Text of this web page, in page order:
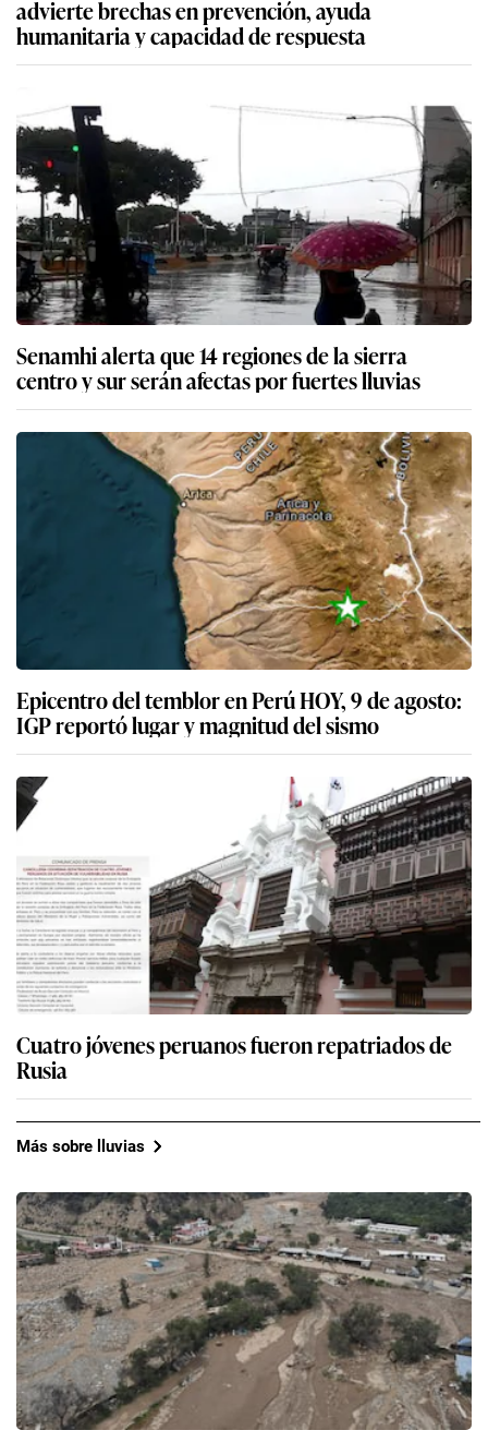
advierte brechas en prevención, ayuda
humanitaria y capacidad de respuesta
Senamhi alerta que 14 regiones de la sierra
centro y sur serán afectas por fuertes lluvias
Epicentro del temblor en Perú HOY, 9 de agosto:
IGP reportó lugar y magnitud del sismo
Cuatro jóvenes peruanos fueron repatriados de
Rusia
Más sobre lluvias